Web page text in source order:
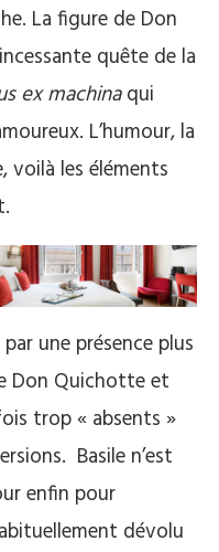
La figure de Don
quête de la
ex machinaqui
L’humour, la
voilà les éléments
une présence plus
Don Quichotte et
trop « absents »
Basile n’est
enfin pour
dévolu